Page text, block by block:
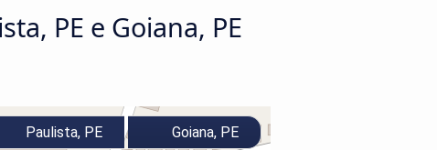
PE e Goiana, PE
Paulista, PE Goiana, PE